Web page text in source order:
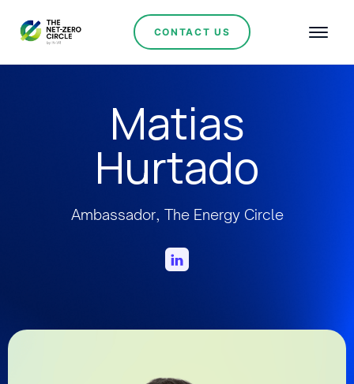
CONTACT US
Matias
Hurtado
Ambassador, The Energy Circle